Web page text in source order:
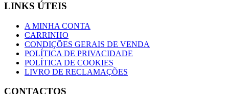
LINKS ÚTEIS
A MINHA CONTA
CARRINHO
CONDIÇÕES GERAIS DE VENDA
POLÍTICA DE PRIVACIDADE
POLÍTICA DE COOKIES
LIVRO DE RECLAMAÇÕES
CONTACTOS